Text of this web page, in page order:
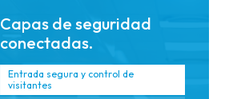
Capas de seguridad
conectadas.
Entrada segura y control de
visitantes